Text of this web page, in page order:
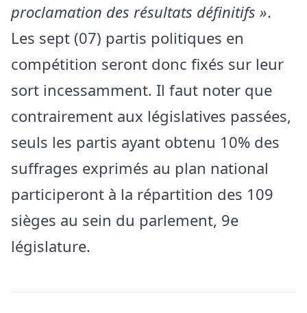
proclamation des résultats définitifs ».
Les sept (07) partis politiques en
compétition seront donc fixés sur leur
sort incessamment. Il faut noter que
contrairement aux législatives passées,
seuls les partis ayant obtenu 10% des
suffrages exprimés au plan national
participeront à la répartition des 109
sièges au sein du parlement, 9e
législature.